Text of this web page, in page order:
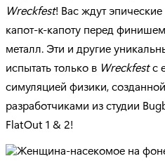
Wreckfest! Вас ждут эпические
капот-к-капоту перед
металл. Эти и другие
испытать только в Wreckfestс
симуляцией физики,
разработчиками из студии
FlatOut 1 & 2!